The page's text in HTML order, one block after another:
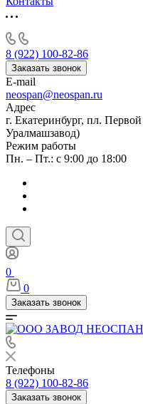
8 (922) 100-82-86
Заказать звонок
E-mail
neospan@neospan.ru
Адрес
г. Екатеринбург, пл.
Уралмашзавод)
Режим работы
Пн. – Пт.: с 9:00 до 18:00
0
0
Заказать звонок
Телефоны
8 (922) 100-82-86
Заказать звонок